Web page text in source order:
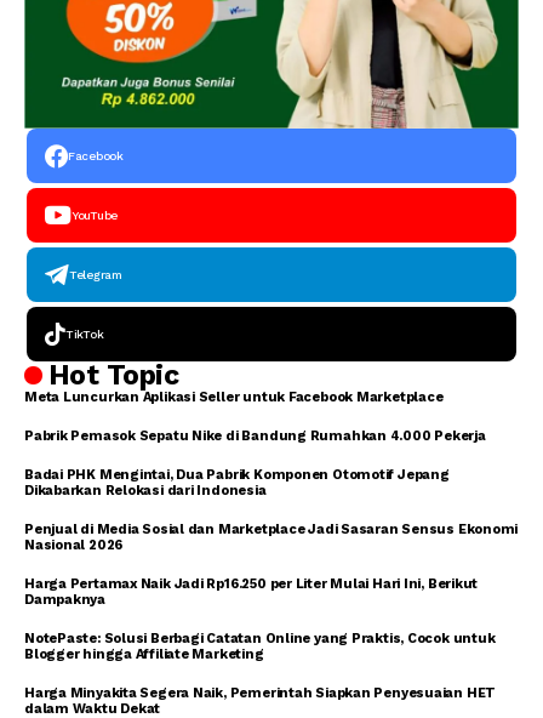
Facebook
YouTube
Telegram
TikTok
Hot Topic
Meta Luncurkan Aplikasi Seller untuk Facebook Marketplace
Pabrik Pemasok Sepatu Nike di Bandung Rumahkan 4.000 Pekerja
Badai PHK Mengintai, Dua Pabrik Komponen Otomotif Jepang
Dikabarkan Relokasi dari Indonesia
Penjual di Media Sosial dan Marketplace Jadi Sasaran Sensus Ekonomi
Nasional 2026
Harga Pertamax Naik Jadi Rp16.250 per Liter Mulai Hari Ini, Berikut
Dampaknya
NotePaste: Solusi Berbagi Catatan Online yang Praktis, Cocok untuk
Blogger hingga Affiliate Marketing
Harga Minyakita Segera Naik, Pemerintah Siapkan Penyesuaian HET
dalam Waktu Dekat